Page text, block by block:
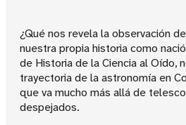
¿Qué nos revela la observación
nuestra propia historia como
de Historia de la Ciencia al Oído,
trayectoria de la astronomía en
que va mucho más allá de
despejados.